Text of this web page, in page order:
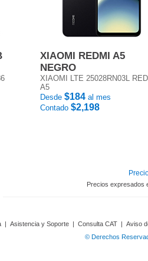
XIAOMI REDMI A5
NEGRO
XIAOMI LTE 25028RN03L
A5
Desde $184 al mes
Contado $2,198
Precios expresados
| Asistencia y Soporte | Consulta CAT | Aviso
© Derechos